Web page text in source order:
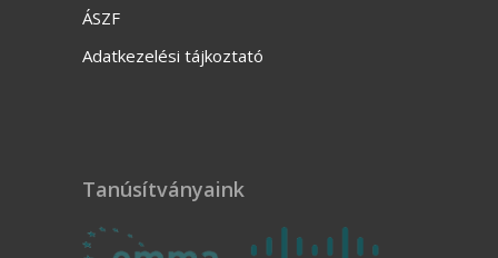
ÁSZF
Adatkezelési tájkoztató
Tanúsítványaink